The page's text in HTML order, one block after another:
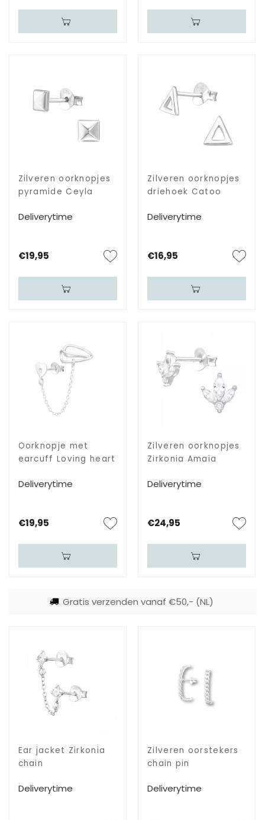
Zilveren oorknopjes
pyramide Ceyla
Deliverytime
€19,95
Zilveren oorknopjes
driehoek Catoo
Deliverytime
€16,95
Oorknopje met
earcuff Loving heart
Deliverytime
€19,95
Zilveren oorknopjes
Zirkonia Amaïa
Deliverytime
€24,95
Gratis verzenden vanaf €50,- (NL)
Ear jacket Zirkonia
chain
Deliverytime
Zilveren oorstekers
chain pin
Deliverytime